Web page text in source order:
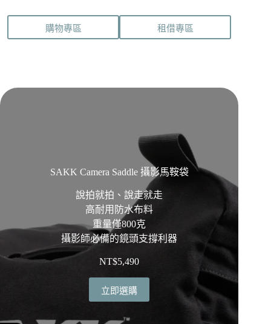
項
購物專區 租借專區
SAKK Camera Saddle 攝影馬鞍袋
說拍就拍、說走就走
高耐用防水布料
重量僅800克
攝影師必備的鏡頭支撐利器
NT$5,490
立即選購